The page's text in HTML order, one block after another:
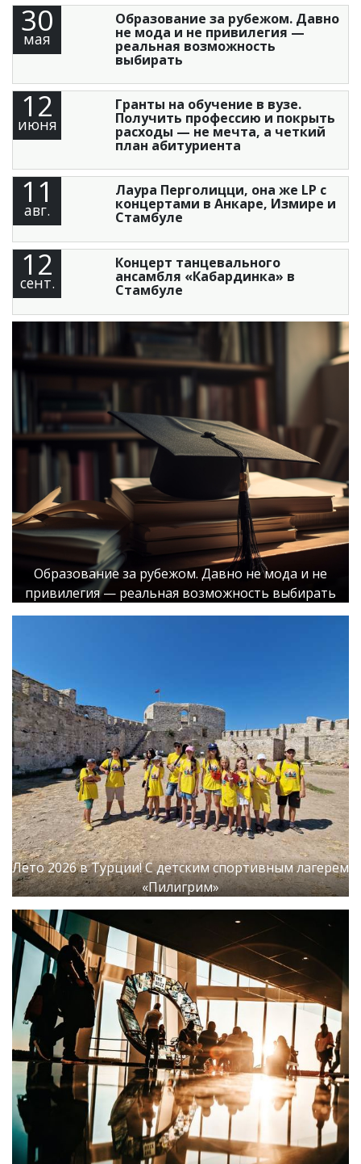
30
мая
Образование за рубежом. Давно
не мода и не привилегия —
реальная возможность
выбирать
12
июня
Гранты на обучение в вузе.
Получить профессию и покрыть
расходы — не мечта, а четкий
план абитуриента
11
авг.
Лаура Перголицци, она же LP с
концертами в Анкаре, Измире и
Стамбуле
12
сент.
Концерт танцевального
ансамбля «Кабардинка» в
Стамбуле
Образование за рубежом. Давно не мода и не
привилегия — реальная возможность выбирать
Лето 2026 в Турции! С детским спортивным лагерем
«Пилигрим»